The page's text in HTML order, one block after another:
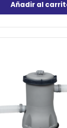
Añadir al